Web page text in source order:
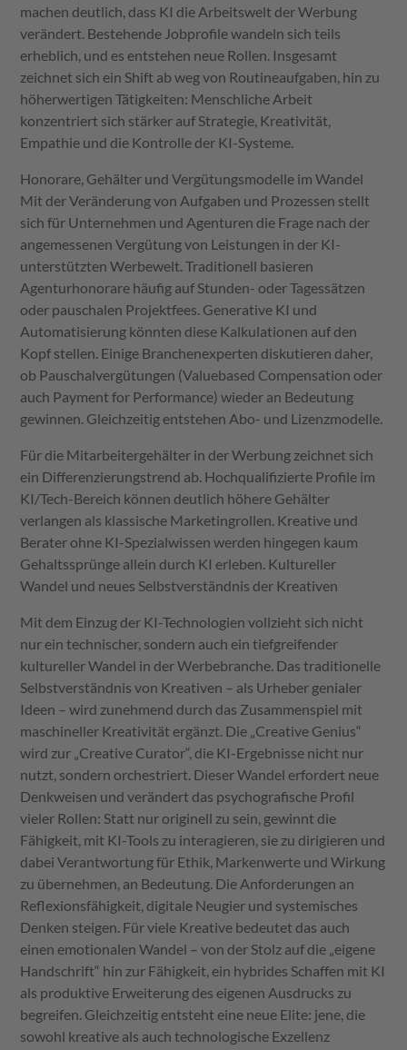
machen deutlich, dass KI die Arbeitswelt der Werbung
verändert. Bestehende Jobprofile wandeln sich teils
erheblich, und es entstehen neue Rollen. Insgesamt
zeichnet sich ein Shift ab weg von Routineaufgaben, hin zu
höherwertigen Tätigkeiten: Menschliche Arbeit
konzentriert sich stärker auf Strategie, Kreativität,
Empathie und die Kontrolle der KI-Systeme.
Honorare, Gehälter und Vergütungsmodelle im Wandel
Mit der Veränderung von Aufgaben und Prozessen stellt
sich für Unternehmen und Agenturen die Frage nach der
angemessenen Vergütung von Leistungen in der KI-
unterstützten Werbewelt. Traditionell basieren
Agenturhonorare häufig auf Stunden- oder Tagessätzen
oder pauschalen Projektfees. Generative KI und
Automatisierung könnten diese Kalkulationen auf den
Kopf stellen. Einige Branchenexperten diskutieren daher,
ob Pauschalvergütungen (Valuebased Compensation oder
auch Payment for Performance) wieder an Bedeutung
gewinnen. Gleichzeitig entstehen Abo- und Lizenzmodelle.
Für die Mitarbeitergehälter in der Werbung zeichnet sich
ein Differenzierungstrend ab. Hochqualifizierte Profile im
KI/Tech-Bereich können deutlich höhere Gehälter
verlangen als klassische Marketingrollen. Kreative und
Berater ohne KI-Spezialwissen werden hingegen kaum
Gehaltssprünge allein durch KI erleben. Kultureller
Wandel und neues Selbstverständnis der Kreativen
Mit dem Einzug der KI-Technologien vollzieht sich nicht
nur ein technischer, sondern auch ein tiefgreifender
kultureller Wandel in der Werbebranche. Das traditionelle
Selbstverständnis von Kreativen – als Urheber genialer
Ideen – wird zunehmend durch das Zusammenspiel mit
maschineller Kreativität ergänzt. Die „Creative Genius“
wird zur „Creative Curator“, die KI-Ergebnisse nicht nur
nutzt, sondern orchestriert. Dieser Wandel erfordert neue
Denkweisen und verändert das psychografische Profil
vieler Rollen: Statt nur originell zu sein, gewinnt die
Fähigkeit, mit KI-Tools zu interagieren, sie zu dirigieren und
dabei Verantwortung für Ethik, Markenwerte und Wirkung
zu übernehmen, an Bedeutung. Die Anforderungen an
Reflexionsfähigkeit, digitale Neugier und systemisches
Denken steigen. Für viele Kreative bedeutet das auch
einen emotionalen Wandel – von der Stolz auf die „eigene
Handschrift“ hin zur Fähigkeit, ein hybrides Schaffen mit KI
als produktive Erweiterung des eigenen Ausdrucks zu
begreifen. Gleichzeitig entsteht eine neue Elite: jene, die
sowohl kreative als auch technologische Exzellenz